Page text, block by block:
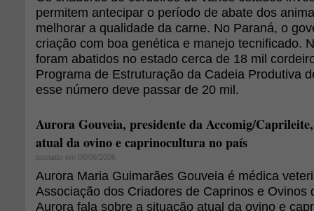
permitem antecipar o período de abate dos
melhorar a qualidade da carne. No Paraná, o
criação com boa genética e manejo tecnificado.
foram abatidos no estado cerca de 18 mil
Programa de Estruturação da Cadeia Produtiva
esse número deve passar de 20 mil.
Aurora Gouveia, presidente da Accomig/
atual da ovino e caprinocultura no país
postado em 08/06/2006
Aurora Maria Guimarães Gouveia é médica
Associação dos Criadores de Caprinos e Ovinos
Aurora fala sobre a situação atual da ovino e